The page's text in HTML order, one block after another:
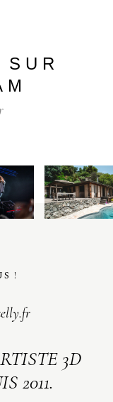
SUR
!
3D
2011.